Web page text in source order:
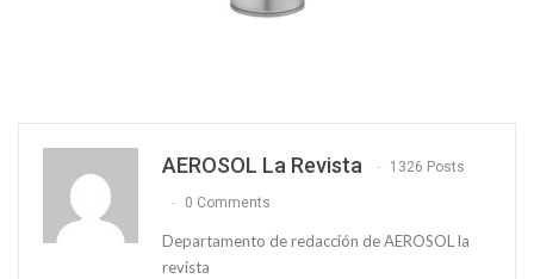
AEROSOL La Revista 1326 Posts
0 Comments
Departamento de redacción de AEROSOL la
revista